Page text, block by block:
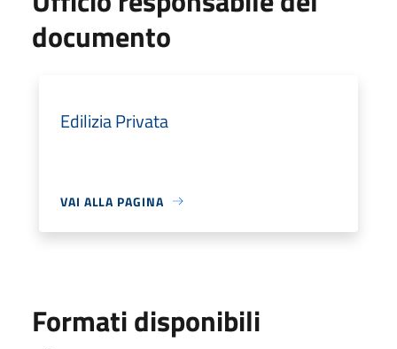
documento
Edilizia Privata
VAI ALLA PAGINA
Formati disponibili